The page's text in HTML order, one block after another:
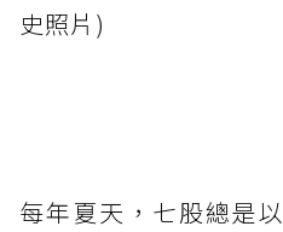
史照片)
每年夏天，七股總是